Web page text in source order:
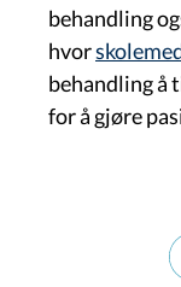
behandling
hvor
behandling å
for å gjøre